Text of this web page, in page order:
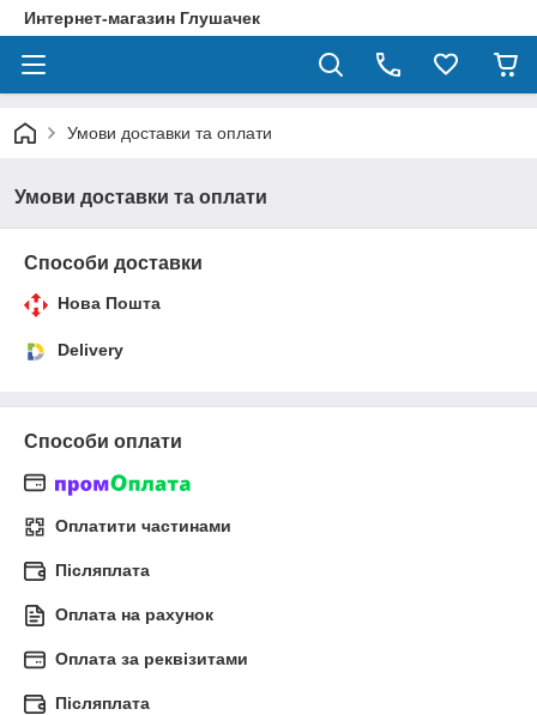
Интернет-магазин Глушачек
Умови доставки та оплати
Умови доставки та оплати
Способи доставки
Нова Пошта
Delivery
Способи оплати
Оплатити частинами
Післяплата
Оплата на рахунок
Оплата за реквізитами
Післяплата